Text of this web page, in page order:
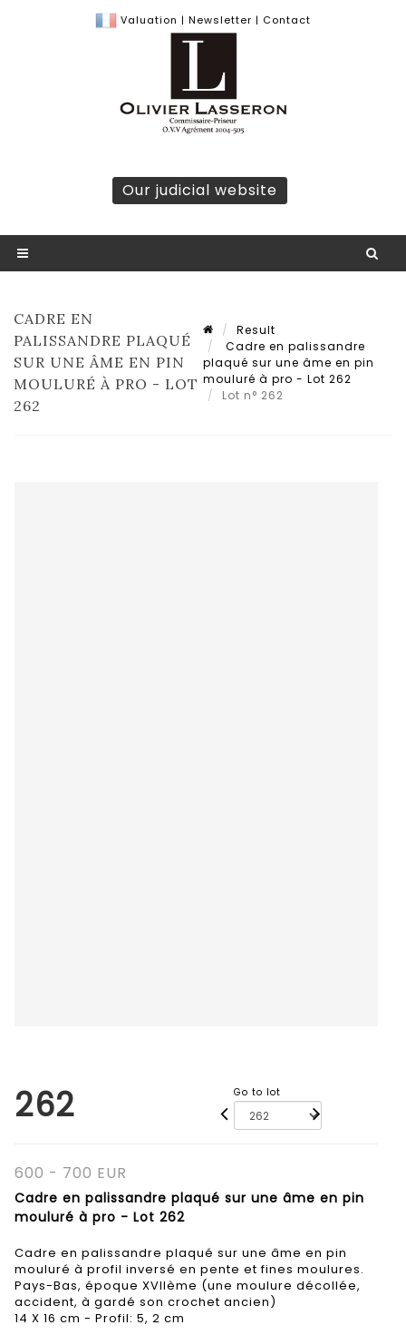
Valuation | Newsletter | Contact
Our judicial website
CADRE EN
PALISSANDRE PLAQUÉ
SUR UNE ÂME EN PIN
MOULURÉ À PRO - LOT
262
Result
Cadre en palissandre
plaqué sur une âme en pin
mouluré à pro - Lot 262
Lot n° 262
262 Go to lot
600 - 700 EUR
Cadre en palissandre plaqué sur une âme en pin
mouluré à pro - Lot 262
Cadre en palissandre plaqué sur une âme en pin
mouluré à profil inversé en pente et fines moulures.
Pays-Bas, époque XVIIème (une moulure décollée,
accident, à gardé son crochet ancien)
14 X 16 cm - Profil: 5, 2 cm